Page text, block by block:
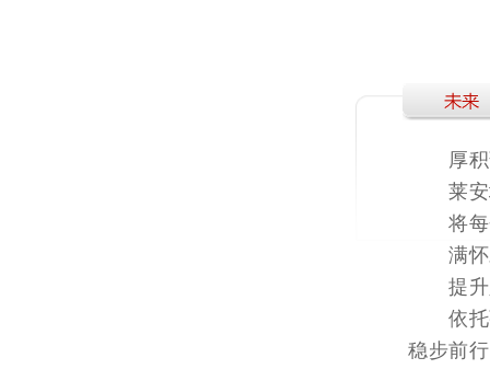
厚积
莱安地
将每个
满怀对
提升人
依托强
稳步前